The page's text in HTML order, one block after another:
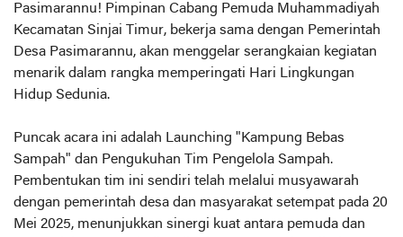
Pasimarannu! Pimpinan Cabang Pemuda Muhammadiyah
Kecamatan Sinjai Timur, bekerja sama dengan Pemerintah
Desa Pasimarannu, akan menggelar serangkaian kegiatan
menarik dalam rangka memperingati Hari Lingkungan
Hidup Sedunia.
Puncak acara ini adalah Launching "Kampung Bebas
Sampah" dan Pengukuhan Tim Pengelola Sampah.
Pembentukan tim ini sendiri telah melalui musyawarah
dengan pemerintah desa dan masyarakat setempat pada 20
Mei 2025, menunjukkan sinergi kuat antara pemuda dan